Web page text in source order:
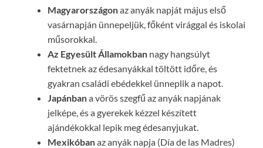
Magyarországonaz anyák napját május első
vasárnapján ünnepeljük, főként virággal és iskolai
műsorokkal.
Az Egyesült Államokban nagy hangsúlyt
fektetnek az édesanyákkal töltött időre, és
gyakran családi ebédekkel ünneplik a napot.
Japánbana vörös szegfű az anyák napjának
jelképe, és a gyerekek kézzel készített
ajándékokkal lepik meg édesanyjukat.
Mexikóbanaz anyák napja (Día de las Madres)